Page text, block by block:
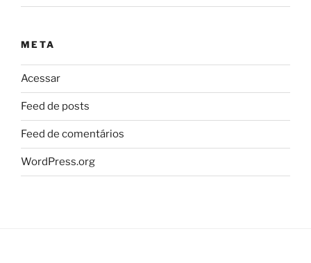
META
Acessar
Feed de posts
Feed de comentários
WordPress.org